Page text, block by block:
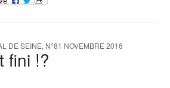
DE SEINE, N°81 NOVEMBRE 2016
fini !?